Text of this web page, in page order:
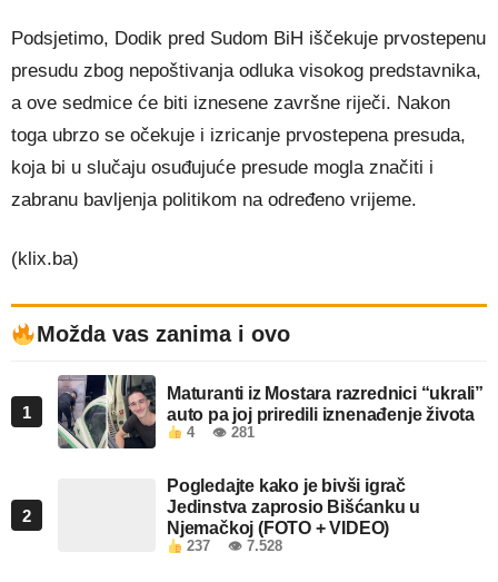
Podsjetimo, Dodik pred Sudom BiH iščekuje prvostepenu
presudu zbog nepoštivanja odluka visokog predstavnika,
a ove sedmice će biti iznesene završne riječi. Nakon
toga ubrzo se očekuje i izricanje prvostepena presuda,
koja bi u slučaju osuđujuće presude mogla značiti i
zabranu bavljenja politikom na određeno vrijeme.
(klix.ba)
Možda vas zanima i ovo
1
Maturanti iz Mostara razrednici “ukrali”
auto pa joj priredili iznenađenje života
4 👁 281
2
Pogledajte kako je bivši igrač
Jedinstva zaprosio Bišćanku u
Njemačkoj (FOTO + VIDEO)
237 👁 7.528